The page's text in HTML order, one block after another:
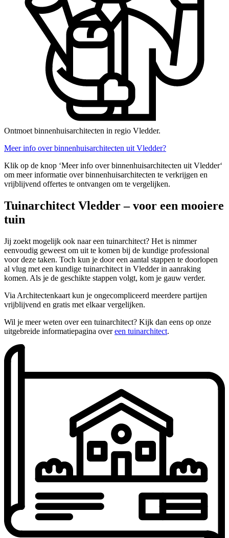
Ontmoet binnenhuisarchitecten in regio Vledder.
Meer info over binnenhuisarchitecten uit Vledder?
Klik op de knop ‘Meer info over binnenhuisarchitecten uit Vledder‘
om meer informatie over binnenhuisarchitecten te verkrijgen en
vrijblijvend offertes te ontvangen om te vergelijken.
Tuinarchitect Vledder – voor een mooiere
tuin
Jij zoekt mogelijk ook naar een tuinarchitect? Het is nimmer
eenvoudig geweest om uit te komen bij de kundige professional
voor deze taken. Toch kun je door een aantal stappen te doorlopen
al vlug met een kundige tuinarchitect in Vledder in aanraking
komen. Als je de geschikte stappen volgt, kom je gauw verder.
Via Architectenkaart kun je ongecompliceerd meerdere partijen
vrijblijvend en gratis met elkaar vergelijken.
Wil je meer weten over een tuinarchitect? Kijk dan eens op onze
uitgebreide informatiepagina overeen tuinarchitect.